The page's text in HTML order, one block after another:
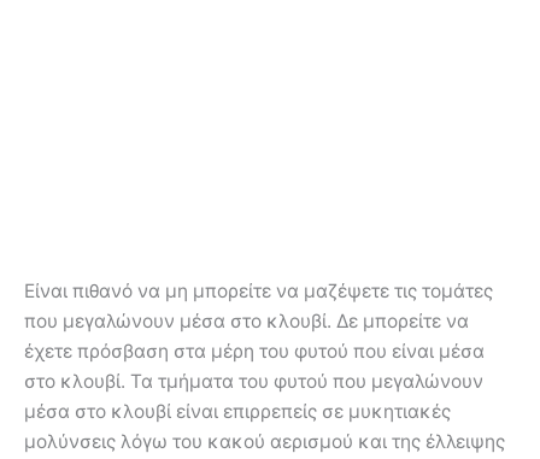
Είναι πιθανό να μη μπορείτε να μαζέψετε τις τομάτες
που μεγαλώνουν μέσα στο κλουβί. Δε μπορείτε να
έχετε πρόσβαση στα μέρη του φυτού που είναι μέσα
στο κλουβί. Τα τμήματα του φυτού που μεγαλώνουν
μέσα στο κλουβί είναι επιρρεπείς σε μυκητιακές
μολύνσεις λόγω του κακού αερισμού και της έλλειψης